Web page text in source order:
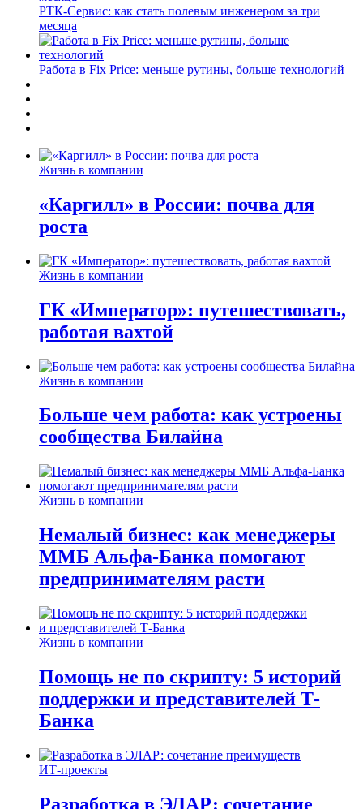
РТК-Сервис: как стать полевым инженером за три
месяца
Работа в Fix Price: меньше рутины, больше технологий
Жизнь в компании
«Каргилл» в России: почва для
роста
Жизнь в компании
ГК «Император»: путешествовать,
работая вахтой
Жизнь в компании
Больше чем работа: как устроены
сообщества Билайна
Жизнь в компании
Немалый бизнес: как менеджеры
ММБ Альфа-Банка помогают
предпринимателям расти
Жизнь в компании
Помощь не по скрипту: 5 историй
поддержки и представителей Т-
Банка
ИТ-проекты
Разработка в ЭЛАР: сочетание